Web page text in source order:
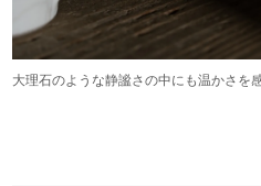
大理石のような静謐さの中にも温かさを